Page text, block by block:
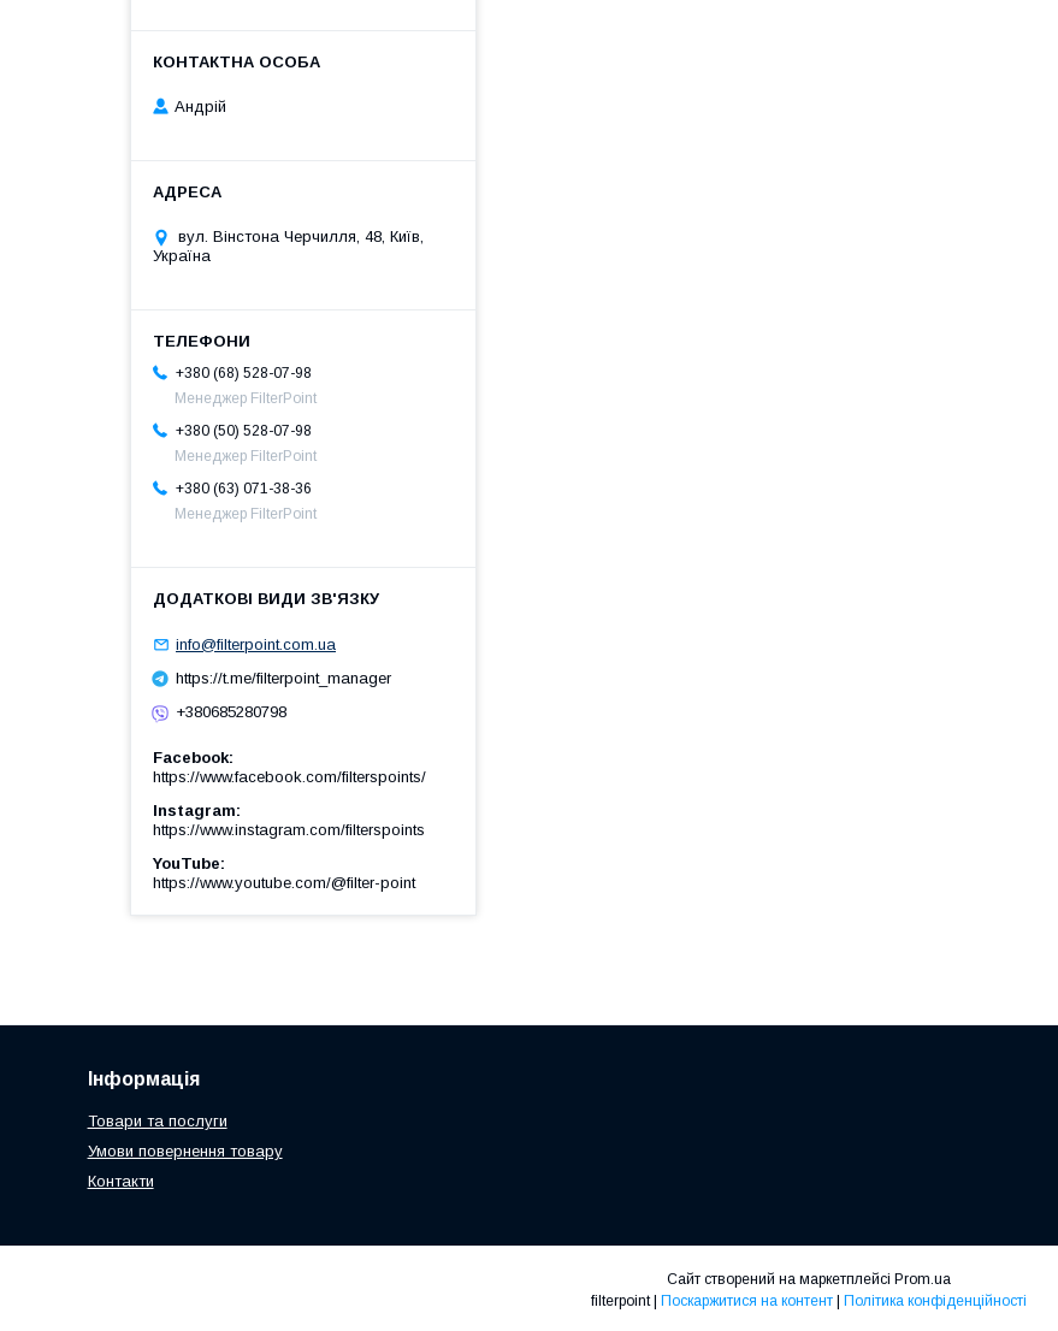
Андрій
вул. Вінстона Черчилля, 48, Київ,
Україна
+380 (68) 528-07-98
Менеджер FilterPoint
+380 (50) 528-07-98
Менеджер FilterPoint
+380 (63) 071-38-36
Менеджер FilterPoint
info@filterpoint.com.ua
https://t.me/filterpoint_manager
+380685280798
Facebook
https://www.facebook.com/filterspoints/
Instagram
https://www.instagram.com/filterspoints
YouTube
https://www.youtube.com/@filter-point
Інформація
Товари та послуги
Умови повернення товару
Контакти
Сайт створений на маркетплейсі Prom.ua
filterpoint | Поскаржитися на контент | Політика конфіденційності